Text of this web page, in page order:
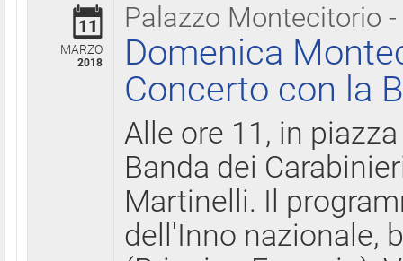
Palazzo Montecitorio
11
MARZO
2018
Domenica
Concerto con la
Alle ore 11, in
Banda dei
Martinelli. Il
dell'Inno nazionale,